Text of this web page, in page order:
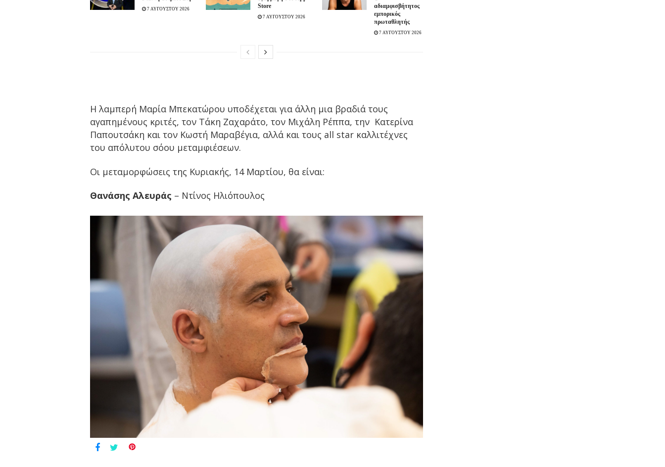
7 ΑΥΓΟΥΣΤΟΥ 2026
Store
7 ΑΥΓΟΥΣΤΟΥ 2026
αδιαμφισβήτητος
εμπορικός
πρωταθλητής
7 ΑΥΓΟΥΣΤΟΥ 2026
Η λαμπερή Μαρία Μπεκατώρου υποδέχεται για άλλη μια βραδιά τους
αγαπημένους κριτές, τον Τάκη Ζαχαράτο, τον Μιχάλη Ρέππα, την Κατερίνα
Παπουτσάκη και τον Κωστή Μαραβέγια, αλλά και τους all star καλλιτέχνες
του απόλυτου σόου μεταμφιέσεων.
Οι μεταμορφώσεις της Κυριακής, 14 Μαρτίου, θα είναι:
Θανάσης Αλευράς – Ντίνος Ηλιόπουλος